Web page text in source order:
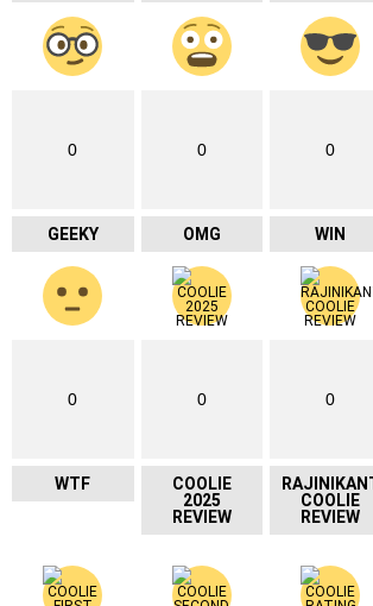
0
GEEKY
0
OMG
0
WIN
0
WTF
0
COOLIE
2025
REVIEW
0
COOLIE
REVIEW